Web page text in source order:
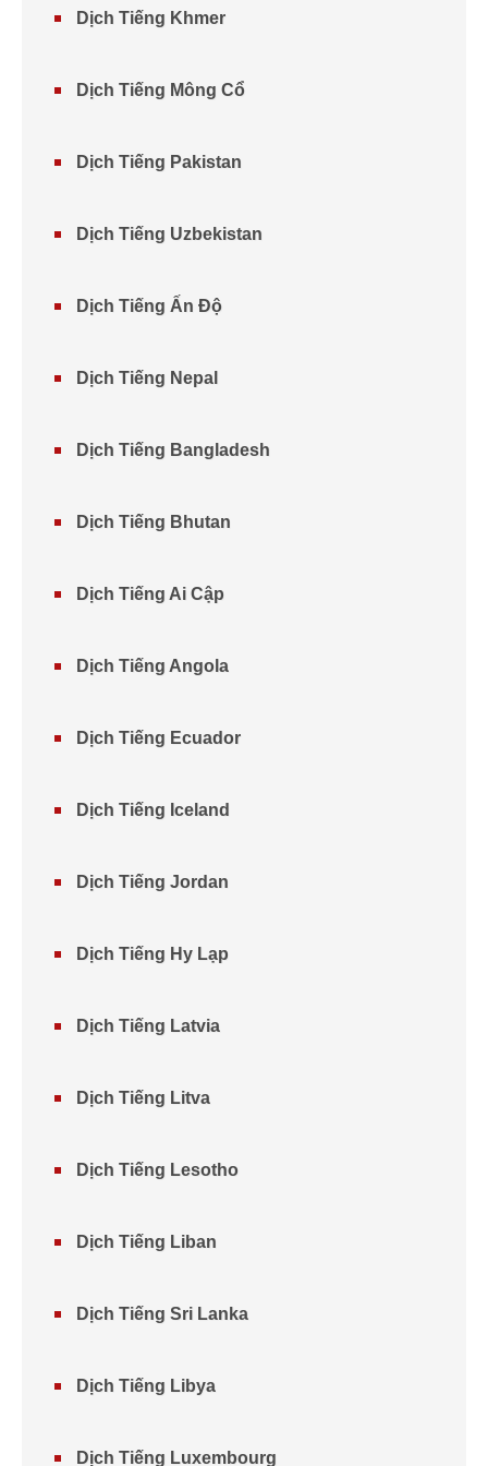
Dịch Tiếng Khmer
Dịch Tiếng Mông Cổ
Dịch Tiếng Pakistan
Dịch Tiếng Uzbekistan
Dịch Tiếng Ấn Độ
Dịch Tiếng Nepal
Dịch Tiếng Bangladesh
Dịch Tiếng Bhutan
Dịch Tiếng Ai Cập
Dịch Tiếng Angola
Dịch Tiếng Ecuador
Dịch Tiếng Iceland
Dịch Tiếng Jordan
Dịch Tiếng Hy Lạp
Dịch Tiếng Latvia
Dịch Tiếng Litva
Dịch Tiếng Lesotho
Dịch Tiếng Liban
Dịch Tiếng Sri Lanka
Dịch Tiếng Libya
Dịch Tiếng Luxembourg